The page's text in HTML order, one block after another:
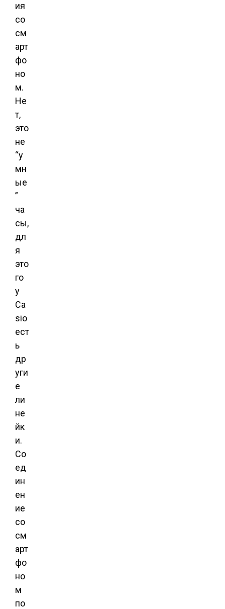
ия
со
см
арт
фо
но
м.
Не
т,
это
не
“у
мн
ые
”
ча
сы,
дл
я
это
го
у
Ca
sio
ест
ь
др
уги
е
ли
не
йк
и.
Со
ед
ин
ен
ие
со
см
арт
фо
но
м
по